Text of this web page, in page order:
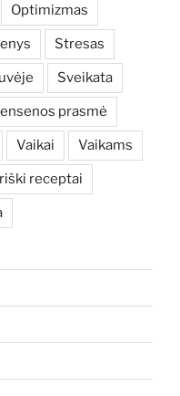
Optimizmas
Stresas
Sveikata
prasmė
Vaikai Vaikams
receptai